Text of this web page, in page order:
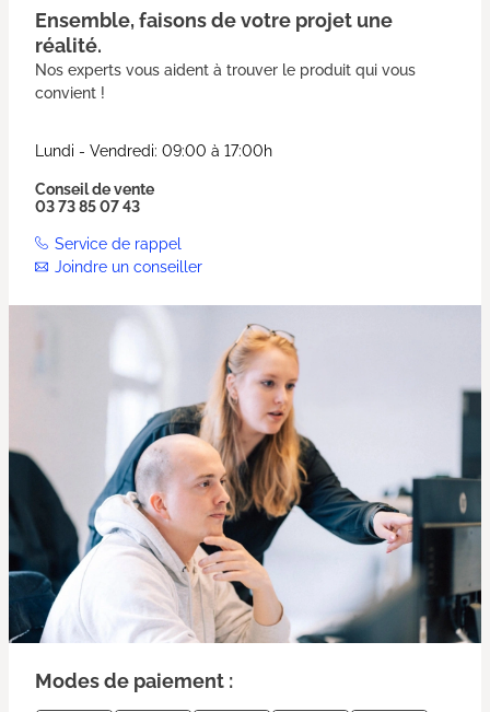
Ensemble, faisons de votre projet une
réalité.
Nos experts vous aident à trouver le produit qui vous
convient !
Lundi - Vendredi: 09:00 à 17:00h
Conseil de vente
03 73 85 07 43
Service de rappel
Joindre un conseiller
Modes de paiement :